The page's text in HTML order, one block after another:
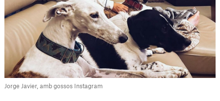
Jorge Javier, amb gossos Instagram